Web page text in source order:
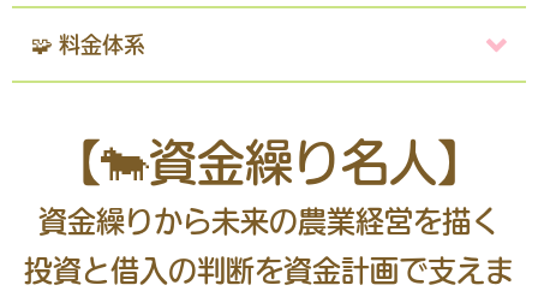
🧩 料金体系
【🐄資金繰り名人】
資金繰りから未来の農業経営を描く
投資と借入の判断を資金計画で支えま